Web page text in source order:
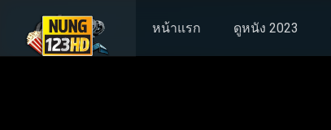
หน้าแรก ดูหนัง 2023